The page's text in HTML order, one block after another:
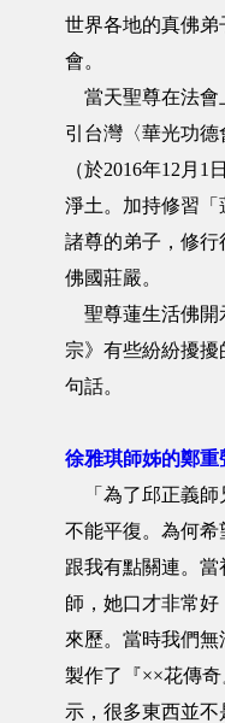
世界各地的真佛
會。
當天聖尊在法會
引台灣〈華光功
（於2016年12月
淨土。加持修習「
諸尊的弟子，修行
佛國莊嚴。
聖尊蓮生活佛開
宗》有些紛紛擾
句話。
徐雅琪師姊的鄭重
「為了邱正義師
不能平復。為何
跟我有點關連。
師，她口才非常
來歷。當時我們
製作了『××花傳
示，很多東西並